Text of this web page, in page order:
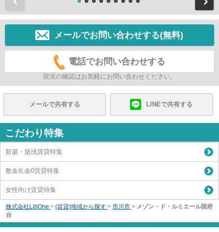
メールでお問い合わせする(無料)
電話でお問い合わせする
現況の確認はお気軽にお問い合わせください。
メールで共有する LINEで共有する
こだわり特集
新築・築浅賃貸特集
敷金礼金0賃貸特集
女性向け賃貸特集
株式会社LibOne > (賃貸)地域から探す > 市川市 > メゾン・ド・ルミエール国府
台